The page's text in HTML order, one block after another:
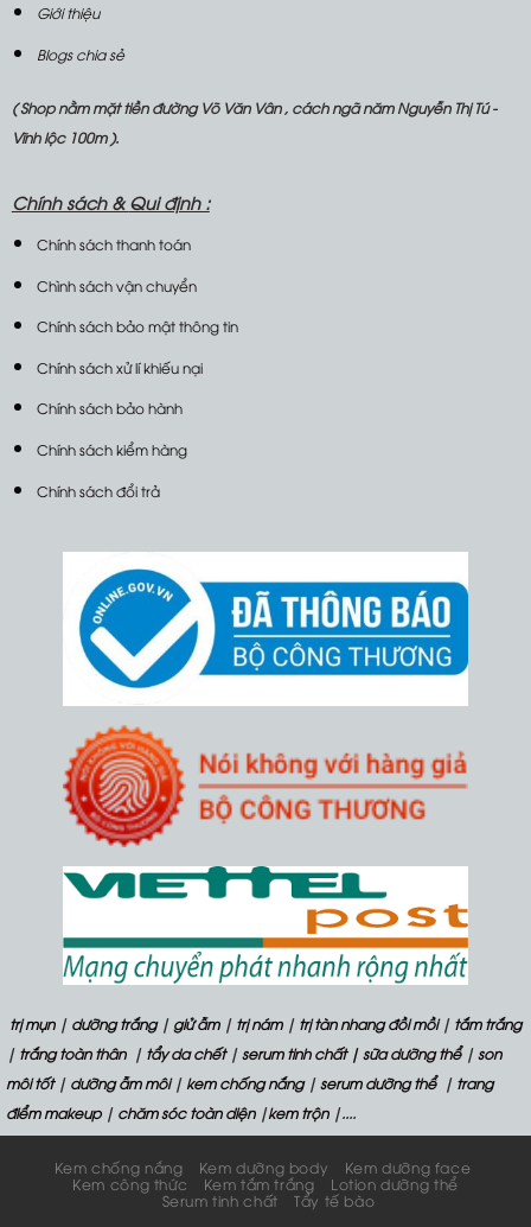
Giới thiệu
Blogs chia sẻ
( Shop nằm mặt tiền đường Võ Văn Vân , cách ngã năm Nguyễn Thị Tú -
Vĩnh lộc 100m ).
Chính sách &Qui định :
Chính sách thanh toán
Chình sách vận chuyển
Chính sách bảo mật thông tin
Chính sách xử lí khiếu nại
Chính sách bảo hành
Chính sách kiểm hàng
Chính sách đổi trả
trị mụn| dưỡng trắng| giử ẫm| trị nám| trị tàn nhang đồi mồi| tắm trắng
| trắng toàn thân| tẩy da chết|serum tinh chất | sữa dưỡng thể |son
môi tốt| dưỡng ẫm môi| kem chống nắng|serum dưỡng thể | trang
điểm makeup| chăm sóc toàn diện|kem trộn|....
Kem chống nắng Kem dưỡng body
Kem dưỡng face
Kem công thức
Kem tắm trắng
Lotion dưỡng thể
Serum tinh chất
Tẩy tế bào